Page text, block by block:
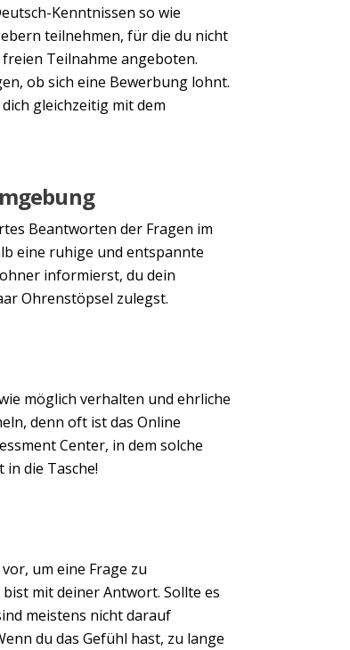
Kenntnissen so wie
teilnehmen, für die du nicht
Teilnahme angeboten.
ob sich eine Bewerbung lohnt.
gleichzeitig mit dem
Beantworten der Fragen im
eine ruhige und entspannte
informierst, du dein
Ohrenstöpsel zulegst.
möglich verhalten und ehrliche
denn oft ist das Online
Center, in dem solche
die Tasche!
um eine Frage zu
mit deiner Antwort. Sollte es
meistens nicht darauf
du das Gefühl hast, zu lange